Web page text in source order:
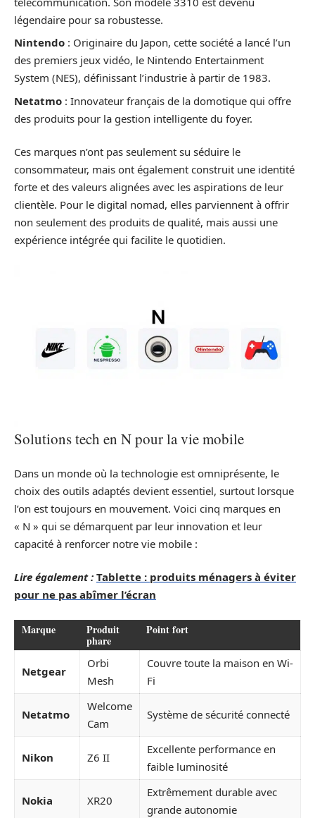
légendaire pour sa robustesse.
Nintendo : Originaire du Japon, cette société a lancé l’un
des premiers jeux vidéo, le Nintendo Entertainment
System (NES), définissant l’industrie à partir de 1983.
Netatmo : Innovateur français de la domotique qui offre
des produits pour la gestion intelligente du foyer.
Ces marques n’ont pas seulement su séduire le
consommateur, mais ont également construit une identité
forte et des valeurs alignées avec les aspirations de leur
clientèle. Pour le digital nomad, elles parviennent à offrir
non seulement des produits de qualité, mais aussi une
expérience intégrée qui facilite le quotidien.
Solutions tech en N pour la vie mobile
Dans un monde où la technologie est omniprésente, le
choix des outils adaptés devient essentiel, surtout lorsque
l’on est toujours en mouvement. Voici cinq marques en
« N » qui se démarquent par leur innovation et leur
capacité à renforcer notre vie mobile :
Lire également : Tablette : produits ménagers à éviter
pour ne pas abîmer l’écran
Marque Produit
phare
Point fort
Netgear
Orbi
Mesh
Couvre toute la maison en Wi-
Fi
Netatmo
Welcome
Cam
Système de sécurité connecté
Nikon Z6 II
Excellente performance en
faible luminosité
Nokia XR20
Extrêmement durable avec
grande autonomie